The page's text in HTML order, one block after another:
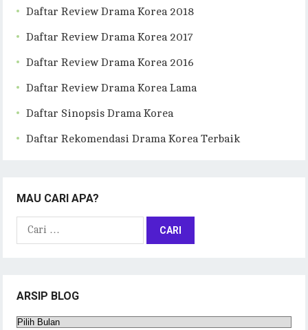
Daftar Review Drama Korea 2018
Daftar Review Drama Korea 2017
Daftar Review Drama Korea 2016
Daftar Review Drama Korea Lama
Daftar Sinopsis Drama Korea
Daftar Rekomendasi Drama Korea Terbaik
MAU CARI APA?
Cari
ARSIP BLOG
Arsip